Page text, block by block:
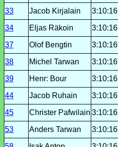
33 Jacob Kirjalain 3:10:16
34 Eljas Räkoin 3:10:16
37 Olof Bengtin 3:10:16
38 Michel Tarwan 3:10:16
39 Henr: Bour 3:10:16
44 Jacob Ruhain 3:10:16
45 Christer Pafwilain 3:10:16
53 Anders Tarwan 3:10:16